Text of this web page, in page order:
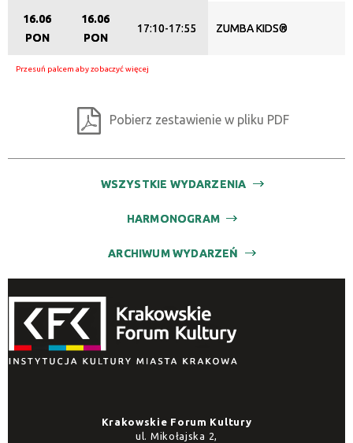
16.06
PON
16.06
PON
17:10-17:55 ZUMBA KIDS®
Pobierz zestawienie w pliku PDF
WSZYSTKIE WYDARZENIA
HARMONOGRAM
ARCHIWUM WYDARZEŃ
Krakowskie Forum Kultury
ul. Mikołajska 2,